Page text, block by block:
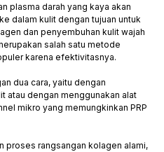
plasma darah yang kaya akan
dalam kulit dengan tujuan untuk
dan penyembuhan kulit wajah
salah satu metode
karena efektivitasnya.
dua cara, yaitu dengan
atau dengan menggunakan alat
mikro yang memungkinkan PRP
proses rangsangan kolagen alami,